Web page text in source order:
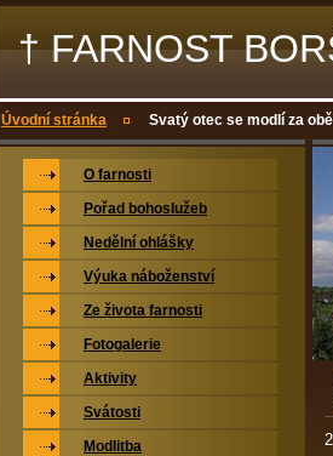
† FARNOST
Úvodní stránka Svatý otec se modlí za
O farnosti
Pořad bohoslužeb
Nedělní ohlášky
Výuka náboženství
Ze života farnosti
Fotogalerie
Aktivity
Svátosti
Modlitba